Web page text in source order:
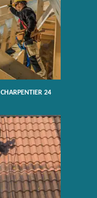
CHARPENTIER 24